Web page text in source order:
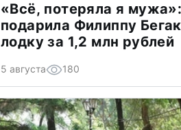
«Всё, потеряла я
подарила Филиппу
лодку за 1,2 млн рублей
5 августа 180